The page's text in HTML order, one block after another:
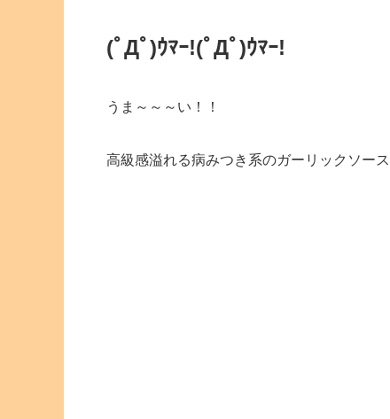
(ﾟДﾟ)ｳﾏｰ!(ﾟДﾟ)ｳﾏｰ!
うま～～～い！！
高級感溢れる病みつき系のガーリックソー